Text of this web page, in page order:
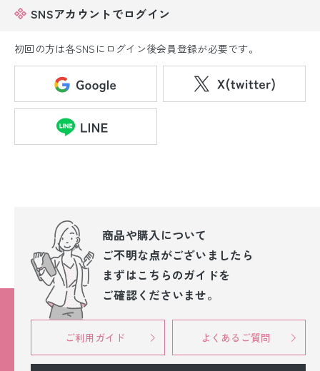
SNSアカウントでログイン
初回の方は各SNSにログイン後会員登録が必要です。
商品や購入について
ご不明な点がございましたら
まずはこちらのガイドを
ご確認くださいませ。
ご利用ガイド よくあるご質問